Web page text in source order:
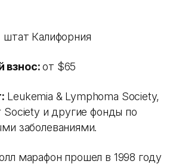
Калифорния
взнос:от $65
Leukemia & Lymphoma Society,
Society и другие фонды по
заболеваниями.
марафон прошел в 1998 году